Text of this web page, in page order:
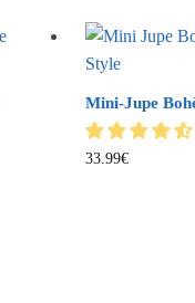
Mini-Jupe
33.99€